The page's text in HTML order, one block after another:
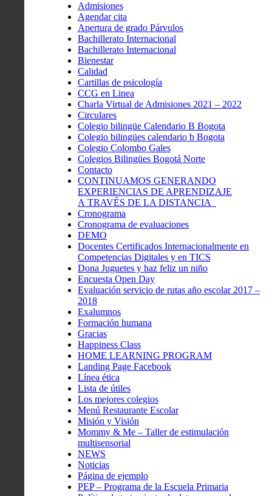
Admisiones
Agendar cita
Apertura de grado Párvulos
Bachillerato Internacional
Bachillerato Internacional
Bienestar
Calidad
Cartillas de psicología
CCG en Linea
Charla Virtual de Admisiones 2021 – 2022
Circulares
Colegio bilingüe Calendario B Bogota
Colegio bilingües calendario b Bogota
Colegio Colombo Gales
Colegios Bilingües Bogotá Norte
Contacto
CONTINUAMOS GENERANDO
EXPERIENCIAS DE APRENDIZAJE
A TRAVÉS DE LA DISTANCIA
Cronograma
Cronograma de evaluaciones
DEMO
Docentes Certificados Internacionalmente en
Competencias Digitales y en TICS
Dona Juguetes y haz feliz un niño
Encuesta Open Day
Evaluación servicio de rutas año escolar 2017 –
2018
Exalumnos
Formación humana
Gracias
Happiness Class
HOME LEARNING PROGRAM
Landing Page Facebook
Línea ética
Lista de útiles
Los mejores colegios
Menú Restaurante Escolar
Misión y Visión
Mommy & Me – Taller de estimulación
multisensorial
NEWS
Noticias
Página de ejemplo
PEP – Programa de la Escuela Primaria